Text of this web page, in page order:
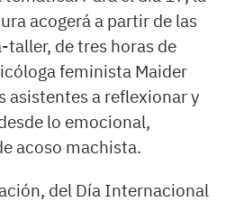
acogerá a partir de las
de tres horas de
feminista Maider
asistentes a reflexionar y
lo emocional,
acoso machista.
del Día Internacional